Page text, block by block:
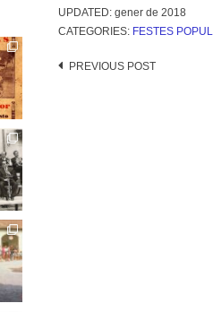
UPDATED: gener de 2018
CATEGORIES: FESTES
Post
PREVIOUS POST